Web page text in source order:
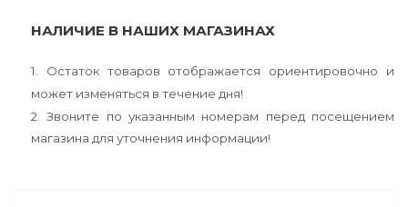
НАЛИЧИЕ В НАШИХ МАГАЗИНАХ
1. Остаток товаров отображается ориентировочно и
может изменяться в течение дня!
2. Звоните по указанным номерам перед посещением
магазина для уточнения информации!